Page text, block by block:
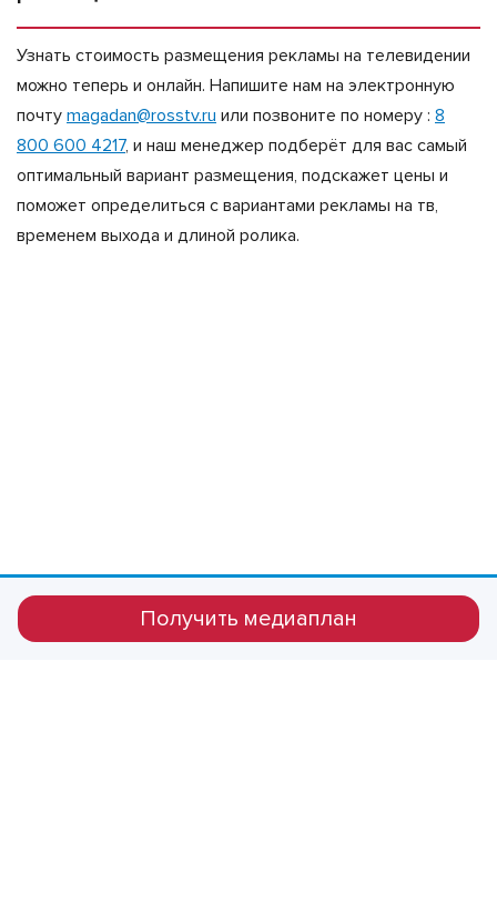
Получить медиаплан
Узнать стоимость размещения рекламы на телевидении
можно теперь и онлайн. Напишите нам на электронную
почту magadan@rosstv.ru или позвоните по номеру : 8
800 600 4217, и наш менеджер подберёт для вас самый
оптимальный вариант размещения, подскажет цены и
поможет определиться с вариантами рекламы на тв,
временем выхода и длиной ролика.